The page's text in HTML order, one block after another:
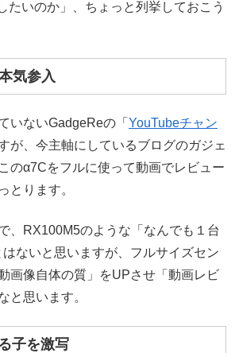
たいのか」、ちょっと列挙しておこう
気参入
いないGadgeReの「 YouTubeチャン
が、今主軸にしているブログのガジェ
のα7Cをフルに使って動画でレビュー
とります。
、RX100M5のような「なんでも１台
ないと思いますが、フルサイズセン
画像自体の質」をUPさせ「動画レビ
と思います。
子を激写